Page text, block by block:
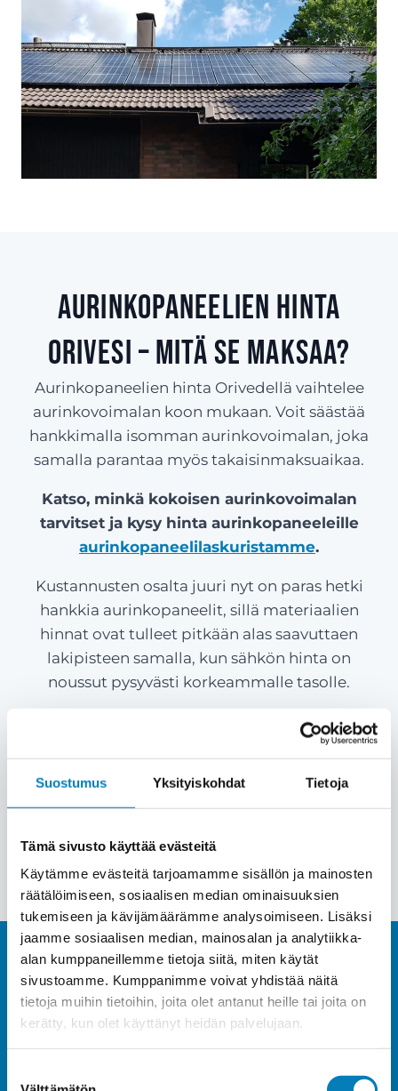
Suostumus Yksityiskohdat Tietoja
Tämä sivusto käyttää evästeitä
Käytämme evästeitä tarjoamamme sisällön ja mainosten
räätälöimiseen, sosiaalisen median ominaisuuksien
tukemiseen ja kävijämäärämme analysoimiseen. Lisäksi
jaamme sosiaalisen median, mainosalan ja analytiikka-
alan kumppaneillemme tietoja siitä, miten käytät
sivustoamme. Kumppanimme voivat yhdistää näitä
tietoja muihin tietoihin, joita olet antanut heille tai joita on
kerätty, kun olet käyttänyt heidän palvelujaan.
Aurinkopaneelien hinta
Orivesi – Mitä se maksaa?
Aurinkopaneelien hinta Orivedellä vaihtelee
aurinkovoimalan koon mukaan. Voit säästää
hankkimalla isomman aurinkovoimalan, joka
samalla parantaa myös takaisinmaksuaikaa.
Katso, minkä kokoisen aurinkovoimalan
tarvitset ja kysy hinta aurinkopaneeleille
aurinkopaneelilaskuristamme.
Kustannusten osalta juuri nyt on paras hetki
hankkia aurinkopaneelit, sillä materiaalien
hinnat ovat tulleet pitkään alas saavuttaen
lakipisteen samalla, kun sähkön hinta on
noussut pysyvästi korkeammalle tasolle.
Meiltä saat aurinkopaneelit katollesi Orivedellä
6 kuukauden kuluttomalla ja korottomalla
Pyydä tarjous
Hanki tehokas ja tuottava
aurinkosähköjärjestelmä